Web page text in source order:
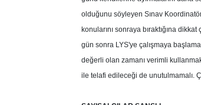
olduğunu söyleyen Sınav
konularını sonraya bıraktığına
gün sonra LYS'ye çalışmaya
değerli olan zamanı verimli
ile telafi edileceği de unutulmamalı.